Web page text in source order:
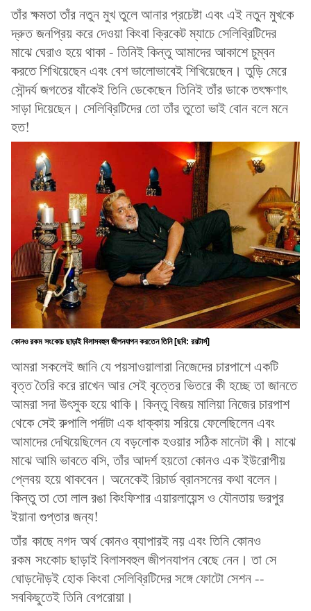
তাঁর ক্ষমতা তাঁর নতুন মুখ তুলে আনার প্রচেষ্টা এবং এই নতুন মুখকে
দ্রুত জনপ্রিয় করে দেওয়া কিংবা ক্রিকেট ম্যাচে সেলিব্রিটিদের
মাঝে ঘেরাও হয়ে থাকা - তিনিই কিন্তু আমাদের আকাশে চুম্বন
করতে শিখিয়েছেন এবং বেশ ভালোভাবেই শিখিয়েছেন। তুড়ি মেরে
সৌন্দর্য জগতের যাঁকেই তিনি ডেকেছেন তিনিই তাঁর ডাকে তৎক্ষণাৎ
সাড়া দিয়েছেন। সেলিব্রিটিদের তো তাঁর তুতো ভাই বোন বলে মনে
হত!
কোনও রকম সংকোচ ছাড়াই বিলাসবহুল জীপনযাপন করতেন তিনি [ছবি: রয়টার্স]
আমরা সকলেই জানি যে পয়সাওয়ালারা নিজেদের চারপাশে একটি
বৃত্ত তৈরি করে রাখেন আর সেই বৃত্তের ভিতরে কী হচ্ছে তা জানতে
আমরা সদা উৎসুক হয়ে থাকি। কিন্তু বিজয় মালিয়া নিজের চারপাশ
থেকে সেই রুপালি পর্দাটা এক ধাক্কায় সরিয়ে ফেলেছিলেন এবং
আমাদের দেখিয়েছিলেন যে বড়লোক হওয়ার সঠিক মানেটা কী। মাঝে
মাঝে আমি ভাবতে বসি, তাঁর আদর্শ হয়তো কোনও এক ইউরোপীয়
প্লেবয় হয়ে থাকবেন। অনেকেই রিচার্ড ব্রানসনের কথা বলেন।
কিন্তু তা তো লাল রঙা কিংফিশার এয়ারলায়েন্স ও যৌনতায় ভরপুর
ইয়ানা গুপ্তার জন্য!
তাঁর কাছে নগদ অর্থ কোনও ব্যাপারই নয় এবং তিনি কোনও
রকম সংকোচ ছাড়াই বিলাসবহুল জীপনযাপন বেছে নেন। তা সে
ঘোড়দৌড়ই হোক কিংবা সেলিব্রিটিদের সঙ্গে ফোটো সেশন --
সবকিছুতেই তিনি বেপরোয়া।